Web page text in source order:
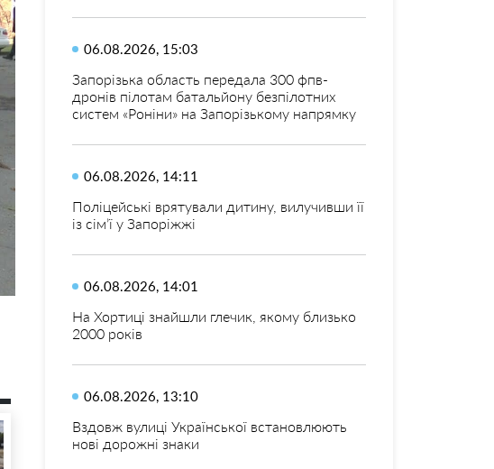
06.08.2026, 15:03
Запорізька область передала 300 фпв-
дронів пілотам батальйону безпілотних
систем «Роніни» на Запорізькому напрямку
06.08.2026, 14:11
Поліцейські врятували дитину, вилучивши її
із сім’ї у Запоріжжі
06.08.2026, 14:01
На Хортиці знайшли глечик, якому близько
2000 років
06.08.2026, 13:10
Вздовж вулиці Української встановлюють
нові дорожні знаки